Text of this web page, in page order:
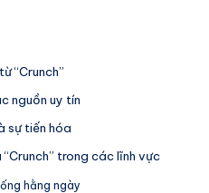
“Crunch”
nguồn uy tín
sự tiến hóa
trong các lĩnh vực
hằng ngày